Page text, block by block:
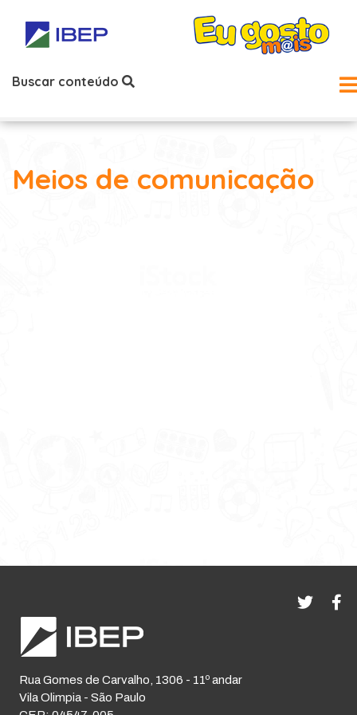
Buscar conteúdo
Meios de comunicação
Rua Gomes de Carvalho, 1306 - 11º andar
Vila Olimpia - São Paulo